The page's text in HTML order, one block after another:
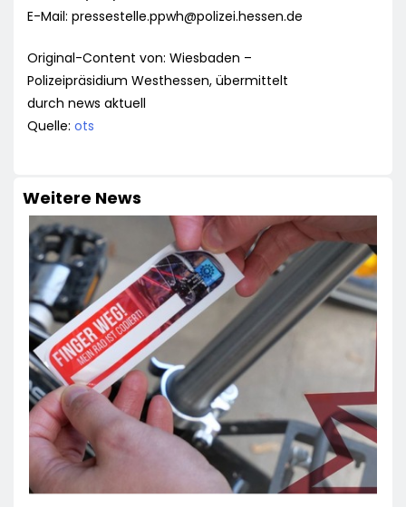
E-Mail: pressestelle.ppwh@polizei.hessen.de
Original-Content von: Wiesbaden –
Polizeipräsidium Westhessen, übermittelt
durch news aktuell
Quelle: ots
Weitere News